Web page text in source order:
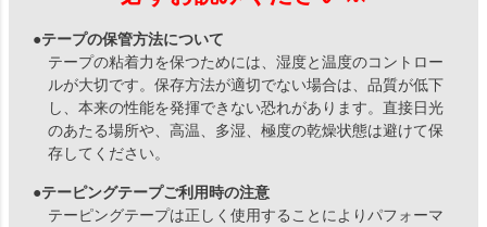
●テープの保管方法について
テープの粘着力を保つためには、湿度と温度のコントロー
ルが大切です。保存方法が適切でない場合は、品質が低下
し、本来の性能を発揮できない恐れがあります。直接日光
のあたる場所や、高温、多湿、極度の乾燥状態は避けて保
存してください。
●テーピングテープご利用時の注意
テーピングテープは正しく使用することによりパフォーマ